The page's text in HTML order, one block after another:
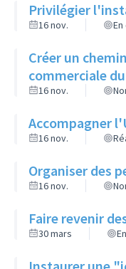
Privilégier
16 nov.
Créer un
commerciale
16 nov.
Accompagner
16 nov.
Organiser des
16 nov.
Faire revenir
30 mars